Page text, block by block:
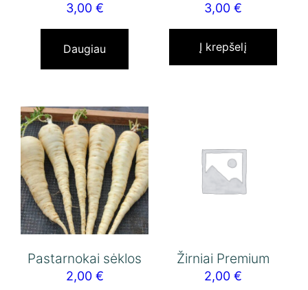
3,00 €
Daugiau
3,00€
Į krepšelį
Pastarnokai sėklos
2,00 €
Žirniai Premium
2,00€